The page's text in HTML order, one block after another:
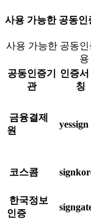
사용 가능한 공동인
사용 가능한 공동
공동인증기
관
인증서
칭
금융결제
원
yessign
코스콤
한국정보
인증